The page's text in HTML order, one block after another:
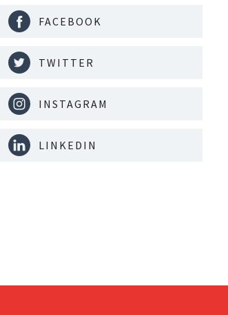
FACEBOOK
TWITTER
INSTAGRAM
LINKEDIN